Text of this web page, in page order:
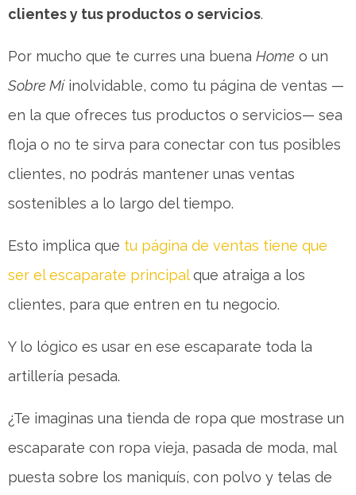
clientes y tus productos o servicios.
Por mucho que te curres una buena Home o un
Sobre Míinolvidable, como tu página de ventas —
en la que ofreces tus productos o servicios— sea
floja o no te sirva para conectar con tus posibles
clientes, no podrás mantener unas ventas
sostenibles a lo largo del tiempo.
Esto implica que tu página de ventas tiene que
ser el escaparate principalque atraiga a los
clientes, para que entren en tu negocio.
Y lo lógico es usar en ese escaparate toda la
artillería pesada.
¿Te imaginas una tienda de ropa que mostrase un
escaparate con ropa vieja, pasada de moda, mal
puesta sobre los maniquís, con polvo y telas de